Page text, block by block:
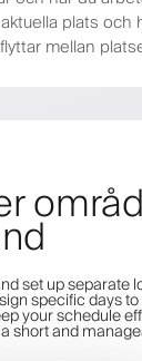
plats och
mellan
set up separate
specific days
your schedule
short and